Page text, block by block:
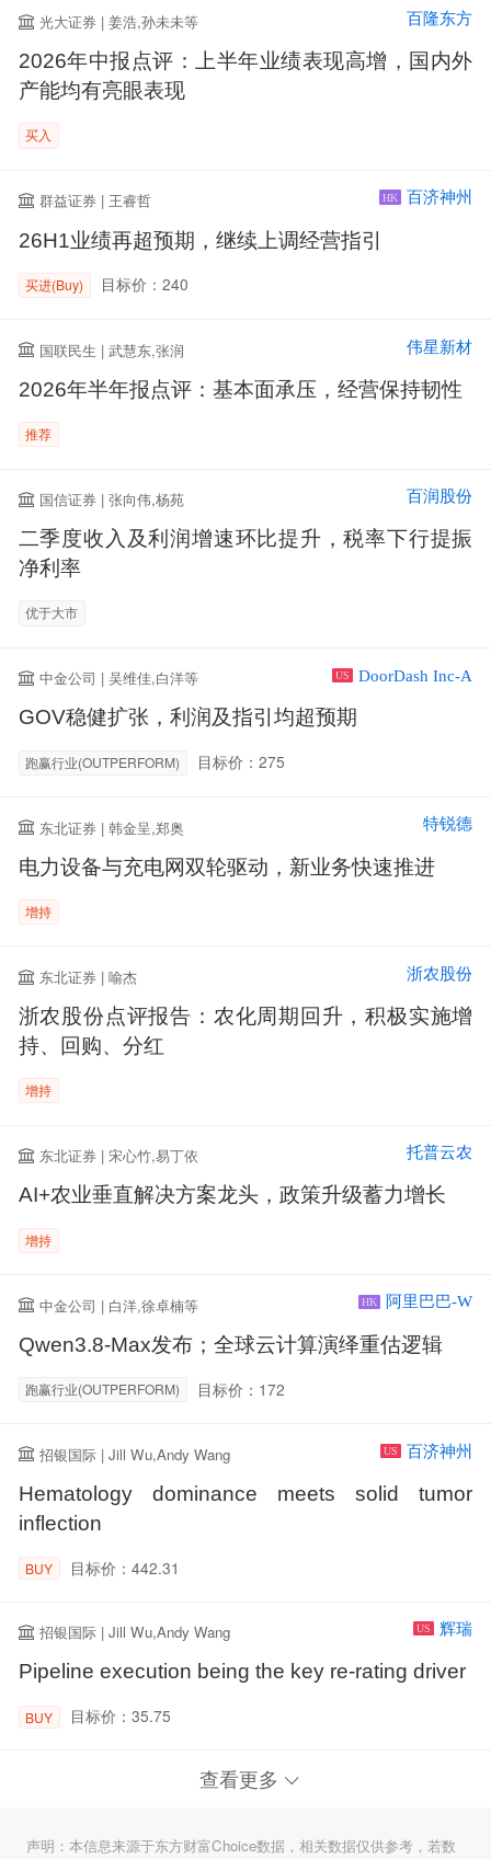
光大证券 | 姜浩,孙未未等 百隆东方
2026年中报点评：上半年业绩表现高增，国内外
产能均有亮眼表现
买入
群益证券 | 王睿哲 HK 百济神州
26H1业绩再超预期，继续上调经营指引
买进(Buy) 目标价：240
国联民生 | 武慧东,张润 伟星新材
2026年半年报点评：基本面承压，经营保持韧性
推荐
国信证券 | 张向伟,杨苑 百润股份
二季度收入及利润增速环比提升，税率下行提振
净利率
优于大市
中金公司 | 吴维佳,白洋等 US DoorDash Inc-A
GOV稳健扩张，利润及指引均超预期
跑赢行业(OUTPERFORM) 目标价：275
东北证券 | 韩金呈,郑奥 特锐德
电力设备与充电网双轮驱动，新业务快速推进
增持
东北证券 | 喻杰 浙农股份
浙农股份点评报告：农化周期回升，积极实施增
持、回购、分红
增持
东北证券 | 宋心竹,易丁依 托普云农
AI+农业垂直解决方案龙头，政策升级蓄力增长
增持
中金公司 | 白洋,徐卓楠等 HK 阿里巴巴-W
Qwen3.8-Max发布；全球云计算演绎重估逻辑
跑赢行业(OUTPERFORM) 目标价：172
招银国际 | Jill Wu,Andy Wang US 百济神州
Hematology dominance meets solid tumor
inflection
BUY 目标价：442.31
招银国际 | Jill Wu,Andy Wang US 辉瑞
Pipeline execution being the key re-rating driver
BUY 目标价：35.75
查看更多
声明：本信息来源于东方财富Choice数据，相关数据仅供参考，若数